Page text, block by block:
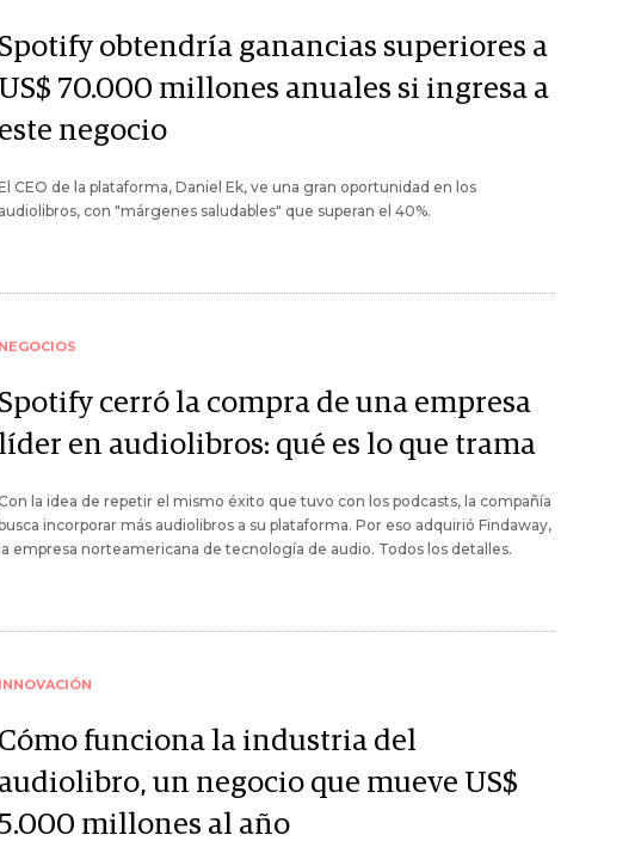
Spotify obtendría ganancias superiores a
US$ 70.000 millones anuales si ingresa a
este negocio
CEO de la plataforma, Daniel Ek, ve una gran oportunidad en los
audiolibros, con "márgenes saludables" que superan el 40%.
NEGOCIOS
Spotify cerró la compra de una empresa
líder en audiolibros: qué es lo que trama
Con la idea de repetir el mismo éxito que tuvo con los podcasts, la compañía
busca incorporar más audiolibros a su plataforma. Por eso adquirió Findaway,
la empresa norteamericana de tecnología de audio. Todos los detalles.
INNOVACIÓN
Cómo funciona la industria del
audiolibro, un negocio que mueve US$
millones al año